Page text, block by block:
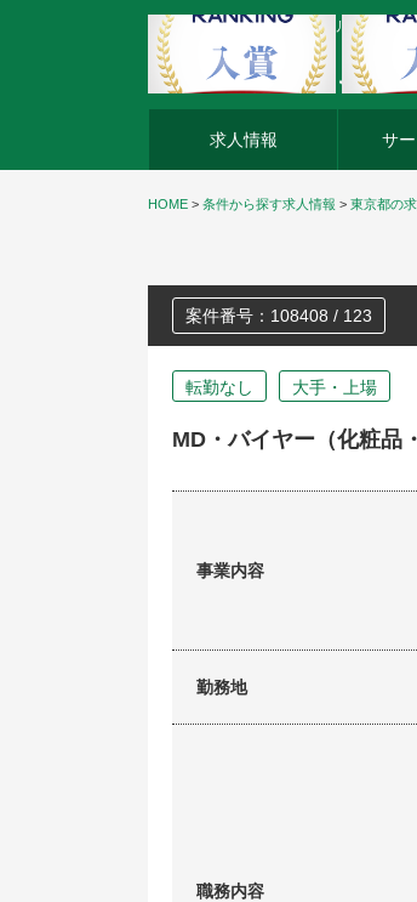
外資系企業の転職・キャリア転職な
求人情報 サ
HOME > 条件から探す求人情報 > 東京都の
案件番号：108408 / 123
転勤なし 大手・上場
MD・バイヤー（化粧品
事業内容
勤務地
職務内容